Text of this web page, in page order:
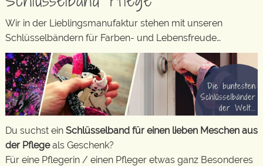
Wir in der Lieblingsmanufaktur stehen mit unseren
Schlüsselbändern für Farben- und Lebensfreude…
Du suchst ein Schlüsselband für einen lieben Meschen aus
der Pflegeals Geschenk?
Für eine Pflegerin / einen Pfleger etwas ganz Besonderes